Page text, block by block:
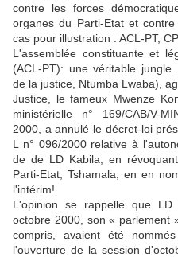
contre les forces
organes du Parti-Etat et
cas pour illustration : ACL-PT,
L'assemblée constituante et
(ACL-PT): une véritable
de la justice, Ntumba Lwaba),
Justice, le fameux Mwenze
ministérielle n° 169/CAB/V-
2000, a annulé le décret-loi
L n° 096/2000 relative à
de de LD Kabila, en
Parti-Etat, Tshamala, en en
l'intérim!
L'opinion se rappelle que
octobre 2000, son « parlement
compris, avaient été
l'ouverture de la session